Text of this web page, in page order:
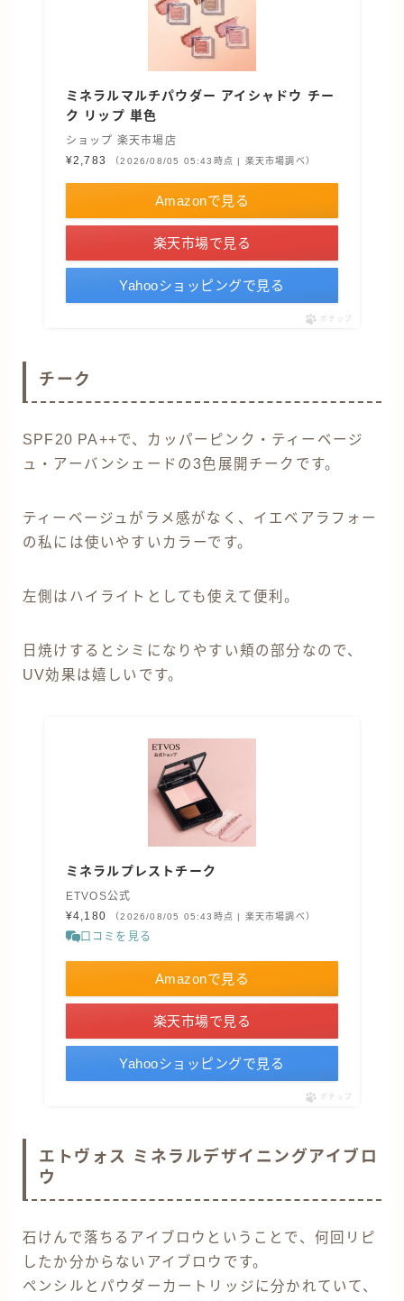
ミネラルマルチパウダー アイシャドウ チー
ク リップ 単色
ショップ 楽天市場店
¥2,783
（2026/08/05 05:43時点 | 楽天市場調べ）
Amazonで見る
楽天市場で見る
Yahooショッピングで見る
ポチップ
チーク
SPF20 PA++で、カッパーピンク・ティーベージ
ュ・アーバンシェードの3色展開チークです。
ティーベージュがラメ感がなく、イエベアラフォー
の私には使いやすいカラーです。
左側はハイライトとしても使えて便利。
日焼けするとシミになりやすい頬の部分なので、
UV効果は嬉しいです。
ミネラルプレストチーク
ETVOS公式
¥4,180
（2026/08/05 05:43時点 | 楽天市場調べ）
口コミを見る
Amazonで見る
楽天市場で見る
Yahooショッピングで見る
ポチップ
エトヴォス ミネラルデザイニングアイブロ
ウ
石けんで落ちるアイブロウということで、何回リピ
したか分からないアイブロウです。
ペンシルとパウダーカートリッジに分かれていて、